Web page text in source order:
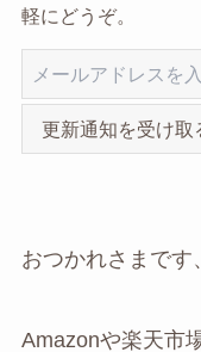
軽にどうぞ。
更新通知を受け取
おつかれさまです
Amazonや楽天市